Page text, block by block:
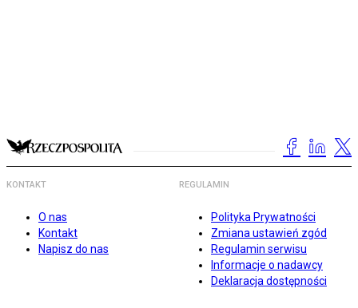
KONTAKT
O nas
Kontakt
Napisz do nas
REGULAMIN
Polityka Prywatności
Zmiana ustawień zgód
Regulamin serwisu
Informacje o nadawcy
Deklaracja dostępności